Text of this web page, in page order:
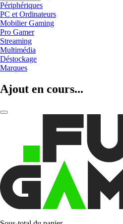
Périphériques
PC et Ordinateurs
Mobilier Gaming
Pro Gamer
Streaming
Multimédia
Déstockage
Marques
Ajout en cours...